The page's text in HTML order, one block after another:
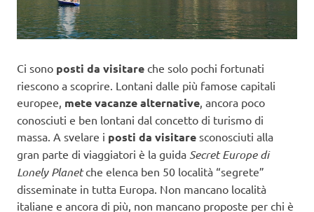
Ci sono posti da visitare che solo pochi fortunati
riescono a scoprire. Lontani dalle più famose capitali
europee, mete vacanze alternative , ancora poco
conosciuti e ben lontani dal concetto di turismo di
massa. A svelare i posti da visitare sconosciuti alla
gran parte di viaggiatori è la guida Secret Europe di
Lonely Planetche elenca ben 50 località “segrete”
disseminate in tutta Europa. Non mancano località
italiane e ancora di più, non mancano proposte per chi è